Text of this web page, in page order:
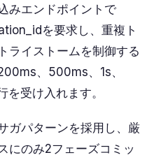
みエンドポイントで
を要求し、重複ト
ライストームを制御する
、500ms、1s、
受け入れます。
ガパターンを採用し、厳
にのみ2フェーズコミッ